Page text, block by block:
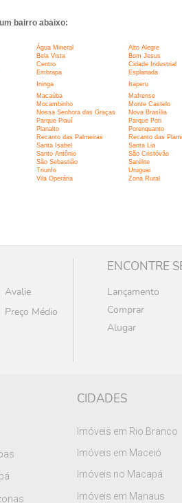
bairro abaixo:
Água Mineral Alto Alegre
Bela Vista Bom Jesus
Centro Cidade Industrial
Embrapa Esplanada
Ininga Itaperu
Macaúba Mafrense
Mocambinho Monte Castelo
Nossa Senhora das Graças Nova Brasília
Parque Piauí Parque Poti
Planalto Porenquanto
Recanto das Palmeiras Recanto das
Santa Isabel Santa Lia
Santo Antônio São Cristóvão
São Sebastião Satélite
Triunfo Uruguai
Vila Operária Zona Rural
Avalie
Preço Médio
ENCONTRE
Lançamento
Comprar
Alugar
CIDADES
Imóveis em Rio Branco
Imóveis em Maceió
Imóveis no Macapá
Imóveis em Manaus